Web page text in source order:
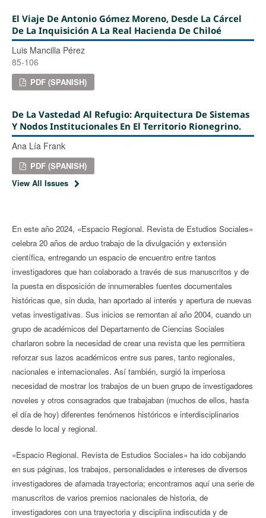
El Viaje De Antonio Gómez Moreno, Desde La Cárcel
De La Inquisición A La Real Hacienda De Chiloé
Luis Mancilla Pérez
85-106
PDF (SPANISH)
De La Vastedad Al Refugio: Arquitectura De Sistemas
Y Nodos Institucionales En El Territorio Rionegrino.
Ana Lía Frank
PDF (SPANISH)
View All Issues
En este año 2024, «Espacio Regional. Revista de Estudios Sociales»
celebra 20 años de arduo trabajo de la divulgación y extensión
científica, entregando un espacio de encuentro entre tantos
investigadores que han colaborado a través de sus manuscritos y de
la puesta en disposición de innumerables fuentes documentales
históricas que, sin duda, han aportado al interés y apertura de nuevas
vetas investigativas. Sus inicios se remontan al año 2004, cuando un
grupo de académicos del Departamento de Ciencias Sociales
charlaron sobre la necesidad de crear una revista que les permitiera
reforzar sus lazos académicos entre sus pares, tanto regionales,
nacionales e internacionales. Así también, surgió la imperiosa
necesidad de mostrar los trabajos de un buen grupo de investigadores
noveles y otros consagrados que trabajaban (muchos de ellos, hasta
el día de hoy) diferentes fenómenos históricos e interdisciplinarios
desde lo local y regional.
«Espacio Regional. Revista de Estudios Sociales» ha ido cobijando
en sus páginas, los trabajos, personalidades e intereses de diversos
investigadores de afamada trayectoria; encontramos aquí una serie de
manuscritos de varios premios nacionales de historia, de
investigadores con una trayectoria y disciplina indiscutida y de